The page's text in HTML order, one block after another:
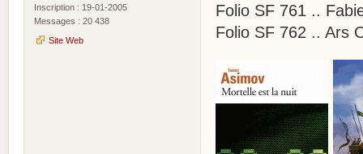
Inscription : 19-01-2005
Messages : 20 438
Site Web
Folio SF 761 ..
Folio SF 762 .. Ars